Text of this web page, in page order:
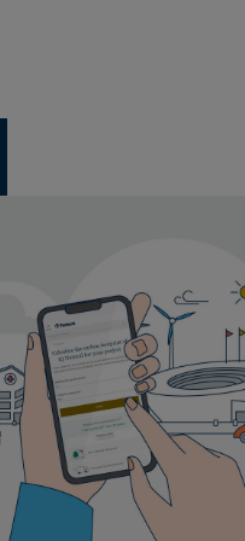
Mindestbestellmenge 5 m²